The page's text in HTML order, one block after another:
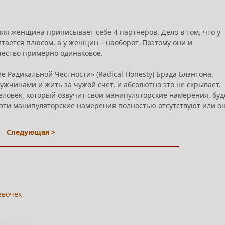
женщина приписывает себе 4 партнеров. Дело в том, что у
плюсом, а у женщин – наоборот. Поэтому они и
примерно одинаковое.
Честности» (Radical Honesty) Брэда Блэнтона.
и жить за чужой счет, и абсолютно это не скрывает.
который озвучит свои манипуляторские намерения,
манипуляторские намерения полностью отсутствуют или
Следующая >